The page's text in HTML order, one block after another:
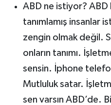
ABD ne istiyor? ABD
tanımlamış insanlar
zengin olmak değil.
onların tanımı.
sensin. İphone
Mutluluk satar.
sen varsın ABD’de.